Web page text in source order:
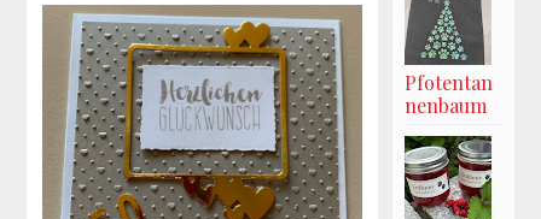
Pfotentan
nenbaum